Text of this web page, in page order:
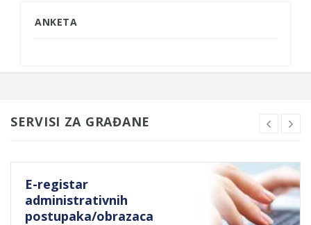
ANKETA
SERVISI ZA GRAĐANE
E-registar
administrativnih
postupaka/obrazaca